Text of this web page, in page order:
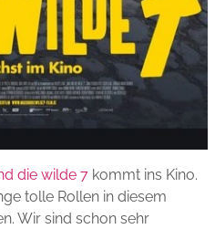
die wilde 7 kommt ins Kino.
tolle Rollen in diesem
Wir sind schon sehr